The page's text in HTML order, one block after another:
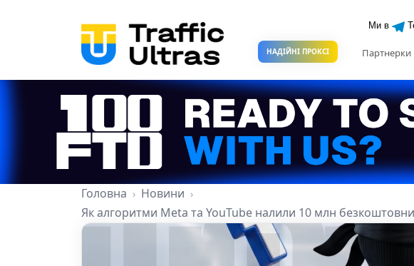
Ми в
НАДІЙНІ ПРОКСІ Партнерки
Головна
Новини
Як алгоритми Meta та YouTube налили 10 млн